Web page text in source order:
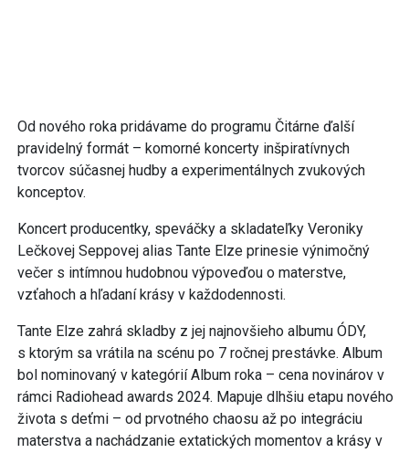
Od nového roka pridávame do programu Čitárne ďalší
pravidelný formát – komorné koncerty inšpiratívnych
tvorcov súčasnej hudby a experimentálnych zvukových
konceptov.
Koncert producentky, speváčky a skladateľky Veroniky
Lečkovej Seppovej alias Tante Elze prinesie výnimočný
večer s intímnou hudobnou výpoveďou o materstve,
vzťahoch a hľadaní krásy v každodennosti.
Tante Elze zahrá skladby z jej najnovšieho albumu ÓDY,
s ktorým sa vrátila na scénu po 7 ročnej prestávke. Album
bol nominovaný v kategórií Album roka – cena novinárov v
rámci Radiohead awards 2024. Mapuje dlhšiu etapu nového
života s deťmi – od prvotného chaosu až po integráciu
materstva a nachádzanie extatických momentov a krásy v